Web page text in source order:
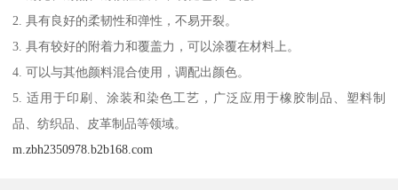
2. 具有良好的柔韧性和弹性，不易开裂。
3. 具有较好的附着力和覆盖力，可以涂覆在材料上。
4. 可以与其他颜料混合使用，调配出颜色。
5. 适用于印刷、涂装和染色工艺，广泛应用于橡胶制品、塑料制
品、纺织品、皮革制品等领域。
m.zbh2350978.b2b168.com